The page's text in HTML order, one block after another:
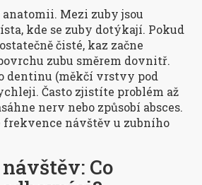
Mezi zuby jsou
kde se zuby dotýkají. Pokud
čisté, kaz začne
zubu směrem dovnitř.
dentinu (měkčí vrstvy pod
Často zjistíte problém až
nerv nebo způsobí absces.
frekvence návštěv u zubního
Co